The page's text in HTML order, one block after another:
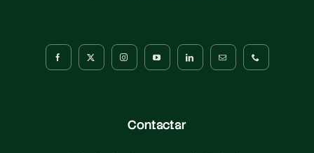
Contactar